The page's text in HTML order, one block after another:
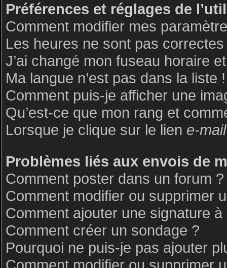
Préférences et réglages de
Comment modifier mes
Les heures ne sont pas correctes
J’ai changé mon fuseau horaire
Ma langue n’est pas dans la liste !
Comment puis-je afficher une
Qu’est-ce que mon rang et
Lorsque je clique sur le lien e-mail
Problèmes liés aux envois de
Comment poster dans un forum ?
Comment modifier ou supprimer
Comment ajouter une signature
Comment créer un sondage ?
Pourquoi ne puis-je pas ajouter